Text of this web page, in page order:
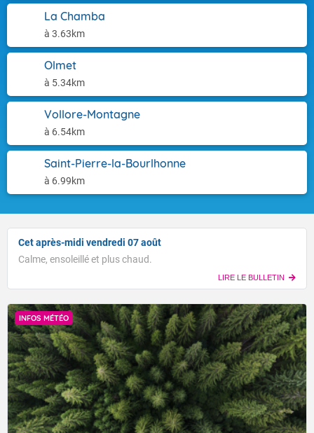
La Chamba
à 3.63km
Olmet
à 5.34km
Vollore-Montagne
à 6.54km
Saint-Pierre-la-Bourlhonne
à 6.99km
Cet après-midi vendredi 07 août
Calme, ensoleillé et plus chaud.
LIRE LE BULLETIN
INFOS MÉTÉO